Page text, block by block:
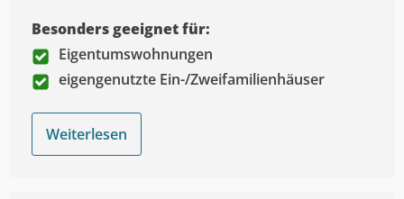
Besonders geeignet für:
Eigentumswohnungen
eigengenutzte Ein-/Zweifamilienhäuser
Weiterlesen